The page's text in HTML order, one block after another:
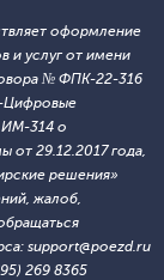
оформление
и услуг от имени
№ ФПК-22-316
Цифровые
314 о
от 29.12.2017 года,
решения»
жалоб,
support@poezd.ru
269 8365